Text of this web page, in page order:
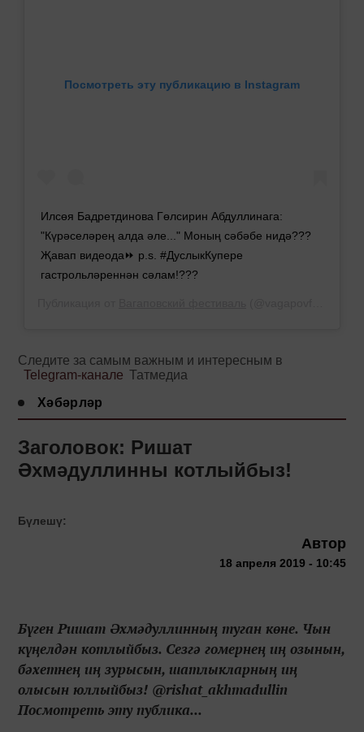
Посмотреть эту публикацию в Instagram
Илсөя Бадретдинова Гөлсирин Абдуллинага:
"Күрәселәрең алда әле..." Моның сәбәбе нидә???
Җавап видеода⏩ p.s. #ДуслыкКупере
гастрольләреннән сәлам!???
Следите за самым важным и интересным в
Telegram-канале Татмедиа
Хәбәрләр
Заголовок: Ришат
Әхмәдуллинны котлыйбыз!
Бүлешү:
Автор
18 апреля 2019 - 10:45
Бүген Ришат Әхмәдуллинның туган көне. Чын
күңелдән котлыйбыз. Сезгә гомернең иң озынын,
бәхетнең иң зурысын, шатлыкларның иң
олысын юллыйбыз! @rishat_akhmadullin
Посмотреть эту публика...